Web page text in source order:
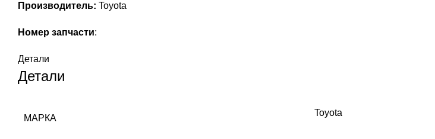
Производитель: Toyota
Номер запчасти:
Детали
Детали
МАРКА
Toyota